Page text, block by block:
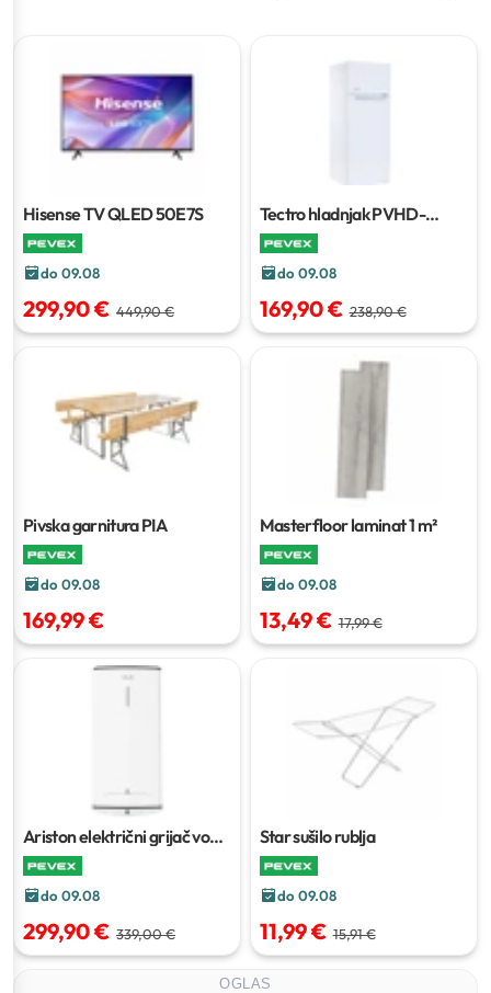
Hisense TV QLED 50E7S
do 09.08
299,90 € 449,90 €
Tectro hladnjak PVHD-
T2001ENB
do 09.08
169,90 € 238,90 €
Pivska garnitura PIA
do 09.08
169,99 €
Masterfloor laminat1 m²
do 09.08
13,49 € 17,99 €
Ariston električni grijač vode
Velis Pro 50 l
do 09.08
299,90 € 339,00 €
Star sušilo rublja
do 09.08
11,99 € 15,91 €
OGLAS